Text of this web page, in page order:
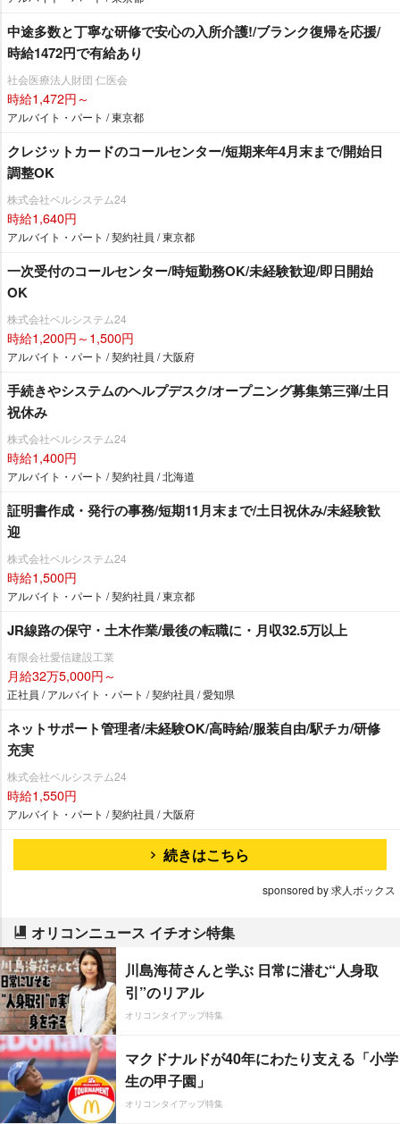
中途多数と丁寧な研修で安心の入所介護!/ブランク復帰を応援/
時給1472円で有給あり
社会医療法人財団 仁医会
時給1,472円～
アルバイト・パート / 東京都
クレジットカードのコールセンター/短期来年4月末まで/開始日
調整OK
株式会社ベルシステム24
時給1,640円
アルバイト・パート / 契約社員 / 東京都
一次受付のコールセンター/時短勤務OK/未経験歓迎/即日開始
OK
株式会社ベルシステム24
時給1,200円～1,500円
アルバイト・パート / 契約社員 / 大阪府
手続きやシステムのヘルプデスク/オープニング募集第三弾/土日
祝休み
株式会社ベルシステム24
時給1,400円
アルバイト・パート / 契約社員 / 北海道
証明書作成・発行の事務/短期11月末まで/土日祝休み/未経験歓
迎
株式会社ベルシステム24
時給1,500円
アルバイト・パート / 契約社員 / 東京都
JR線路の保守・土木作業/最後の転職に・月収32.5万以上
有限会社愛信建設工業
月給32万5,000円～
正社員 / アルバイト・パート / 契約社員 / 愛知県
ネットサポート管理者/未経験OK/高時給/服装自由/駅チカ/研修
充実
株式会社ベルシステム24
時給1,550円
アルバイト・パート / 契約社員 / 大阪府
続きはこちら
sponsored by 求人ボックス
オリコンニュース イチオシ特集
川島海荷さんと学ぶ 日常に潜む“人身取
引”のリアル
オリコンタイアップ特集
マクドナルドが40年にわたり支える「小学
生の甲子園」
オリコンタイアップ特集